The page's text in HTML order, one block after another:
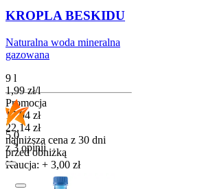
KROPLA BESKIDU
Naturalna woda mineralna
gazowana
9 l
1,99 zł/l
Promocja
Cena promocyjna
17,94 zł
22,14 zł
najniższa cena z 30 dni
przed obniżką
Kaucja: + 3,00 zł
Do koszyka
5.0
z 3 opinii